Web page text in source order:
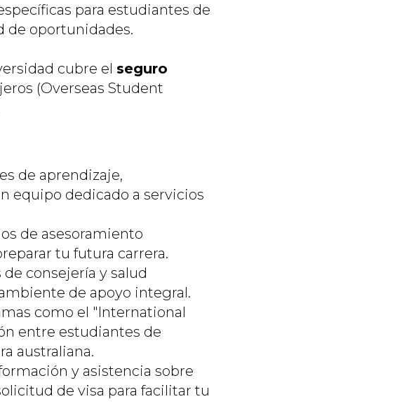
para estudiantes de
de oportunidades.
cubre el seguro
(Overseas Student
de aprendizaje,
equipo dedicado a servicios
de asesoramiento
tu futura carrera.
consejería y salud
de apoyo integral.
como el "International
entre estudiantes de
australiana.
y asistencia sobre
de visa para facilitar tu